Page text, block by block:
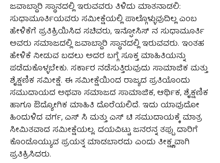
ಜವಾಬ್ದಾರಿ ಸ್ಥಾನದಲ್ಲಿ ಇರುವವರು ತಿಳಿದು ಮಾತನಾಡಲಿ:
ಸುಧಾಮೂರ್ತಿಯವರು ಸಮೀಕ್ಷೆಯಲ್ಲಿ ಪಾಲ್ಗೊಳ್ಳುವುದಿಲ್ಲ ಎಂಬ
ಹೇಳಿಕೆಗೆ ಪ್ರತಿಕ್ರಿಯಿಸಿದ ಸಚಿವರು, ಇನ್ಫೋಸಿಸ್ ನ ಸುಧಾಮೂರ್ತಿ
ಅವರು ಸಮಾಜದಲ್ಲಿ ಜವಾಬ್ದಾರಿ ಸ್ಥಾನದಲ್ಲಿ ಇರುವವರು. ಇಂತಹ
ಹೇಳಿಕೆ ನೀಡುವ ಬದಲು ಅದರ ಬಗ್ಗೆ ಸೂಕ್ತ ಮಾಹಿತಿಯನ್ನು
ಪಡೆದುಕೊಳ್ಳಬೇಕು. ಸರ್ಕಾರ ನಡೆಸುತ್ತಿರುವುದು ಸಾಮಾಜಿಕ ಮತ್ತು
ಶೈಕ್ಷಣಿಕ ಸಮೀಕ್ಷೆ. ಈ ಸಮೀಕ್ಷೆಯಿಂದ ರಾಜ್ಯದ ಪ್ರತಿಯೊಂದು
ಸಮುದಾಯದ ಅಥವಾ ಸಮಾಜದ ಸಾಮಾಜಿಕ, ಆರ್ಥಿಕ, ಶೈಕ್ಷಣಿಕ
ಹಾಗೂ ಔದ್ಯೋಗಿಕ ಮಾಹಿತಿ ದೊರೆಯಲಿದೆ. ಇದು ಯಾವುದೋ
ಹಿಂದುಳಿದ ವರ್ಗ, ಎಸ್‌ ಸಿ ಮತ್ತು ಎಸ್ ಟಿ ಸಮುದಾಯಕ್ಕೆ ಮಾತ್ರ
ಸೀಮಿತವಾದ ಸಮೀಕ್ಷೆಯಲ್ಲ. ದಯವಿಟ್ಟು ಜನರನ್ನ ತಪ್ಪು ದಾರಿಗೆ
ಕೊಂಡೊಯ್ಯುವ ಪ್ರಯತ್ನ ಮಾಡಬಾರದು ಎಂದು ತೀಕ್ಷ್ಣವಾಗಿ
ಪ್ರತಿಕ್ರಿಸಿದರು.